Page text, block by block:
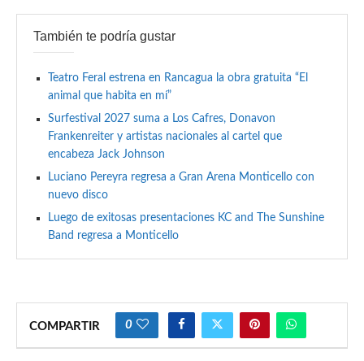
También te podría gustar
Teatro Feral estrena en Rancagua la obra gratuita “El
animal que habita en mí”
Surfestival 2027 suma a Los Cafres, Donavon
Frankenreiter y artistas nacionales al cartel que
encabeza Jack Johnson
Luciano Pereyra regresa a Gran Arena Monticello con
nuevo disco
Luego de exitosas presentaciones KC and The Sunshine
Band regresa a Monticello
COMPARTIR 0